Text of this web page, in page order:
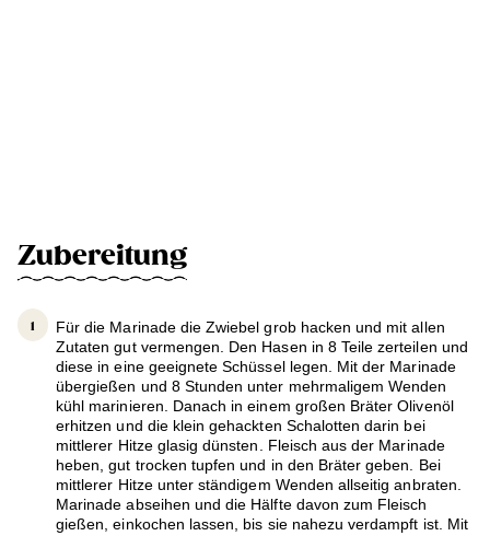
Zubereitung
Für die Marinade die Zwiebel grob hacken und mit allen
Zutaten gut vermengen. Den Hasen in 8 Teile zerteilen und
diese in eine geeignete Schüssel legen. Mit der Marinade
übergießen und 8 Stunden unter mehrmaligem Wenden
kühl marinieren. Danach in einem großen Bräter Olivenöl
erhitzen und die klein gehackten Schalotten darin bei
mittlerer Hitze glasig dünsten. Fleisch aus der Marinade
heben, gut trocken tupfen und in den Bräter geben. Bei
mittlerer Hitze unter ständigem Wenden allseitig anbraten.
Marinade abseihen und die Hälfte davon zum Fleisch
gießen, einkochen lassen, bis sie nahezu verdampft ist. Mit